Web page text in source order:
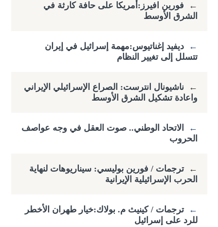
←
فورين افيرز:أمريكا على حافة كارثة في
الشرق الأوسط
←
ديفيد إغناتيوس:مهمة إسرائيل في إيران
تتسلل إلى تغيير النظام
←
ناشيونال انترست: الصراع الإسرائيلي الإيراني
واعادة تشكيل الشرق الأوسط
←
الاتحاد الوطني.. صوت العقل في وجه عواصف
الحروب
← ترجمات / فورين بوليسي: سيناريوهات لنهاية
الحرب الإسرائيلية الإيرانية
← ترجمات / كينيث م. بولاك:خيار طهران الأخطر
للرد على إسرائيل